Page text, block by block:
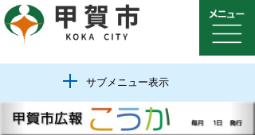
サブメニュー表示